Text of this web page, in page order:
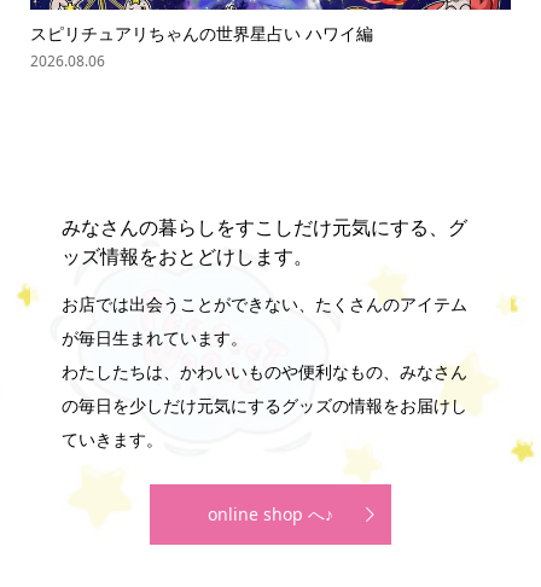
スピリチュアリちゃんの世界星占い ハワイ編
2026.08.06
みなさんの暮らしをすこしだけ元気にする、グ
ッズ情報をおとどけします。
お店では出会うことができない、たくさんのアイテム
が毎日生まれています。
わたしたちは、かわいいものや便利なもの、みなさん
の毎日を少しだけ元気にするグッズの情報をお届けし
ていきます。
online shop へ♪